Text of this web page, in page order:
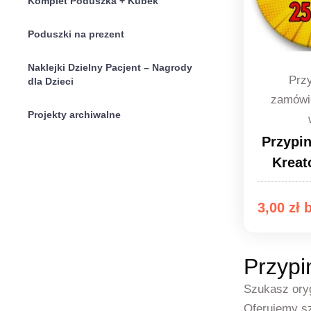
Poduszki na prezent
Naklejki Dzielny Pacjent – Nagrody
dla Dzieci
Projekty archiwalne
3,00 zł
Szukasz